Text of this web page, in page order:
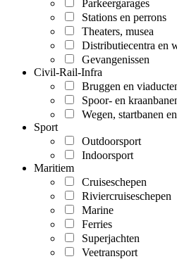
Parkeergarages
Stations en perrons
Theaters, musea
Distributiecentra en
Gevangenissen
Civil-Rail-Infra
Bruggen en
Spoor- en
Wegen, startbanen
Sport
Outdoorsport
Indoorsport
Maritiem
Cruiseschepen
Riviercruiseschepen
Marine
Ferries
Superjachten
Veetransport